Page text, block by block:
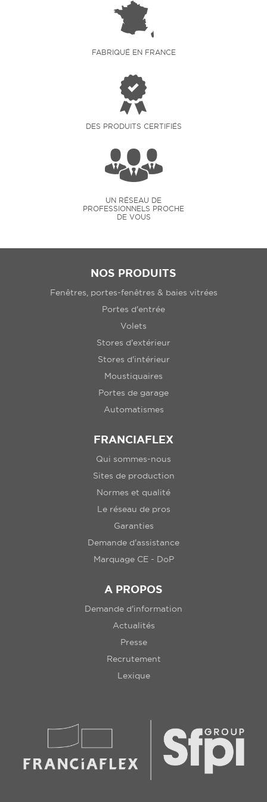
FABRIQUÉ EN FRANCE
DES PRODUITS CERTIFIÉS
UN RÉSEAU DE
PROFESSIONNELS PROCHE
DE VOUS
NOS PRODUITS
Fenêtres, portes-fenêtres & baies vitrées
Portes d'entrée
Volets
Stores d'extérieur
Stores d'intérieur
Moustiquaires
Portes de garage
Automatismes
FRANCIAFLEX
Qui sommes-nous
Sites de production
Normes et qualité
Le réseau de pros
Garanties
Demande d'assistance
Marquage CE - DoP
A PROPOS
Demande d'information
Actualités
Presse
Recrutement
Lexique